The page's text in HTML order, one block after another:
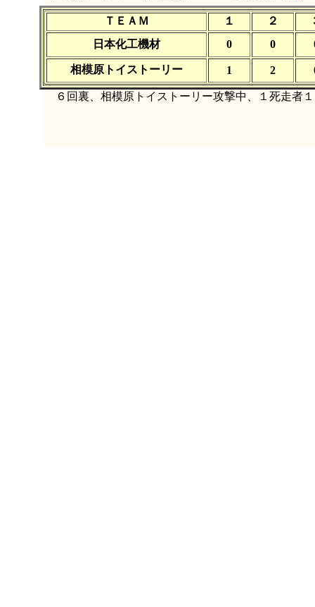
ＴＥＡＭ １ ２
日本化工機材
0 0
相模原トイストーリー 1 2
６回裏、相模原トイストーリー攻撃中、１死走者